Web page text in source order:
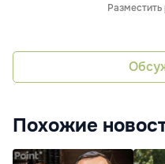
Похожие